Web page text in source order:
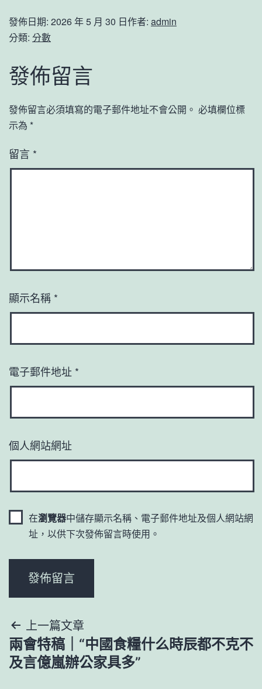
發佈日期: 2026 年 5 月 30 日作者: admin
分類: 分數
發佈留言
發佈留言必須填寫的電子郵件地址不會公開。 必填欄位標
示為 *
留言 *
顯示名稱 *
電子郵件地址 *
個人網站網址
在瀏覽器中儲存顯示名稱、電子郵件地址及個人網站網
址，以供下次發佈留言時使用。
文
章
上一篇文章
兩會特稿｜“中國食糧什么時辰都不克不
及言億嵐辦公家具多”